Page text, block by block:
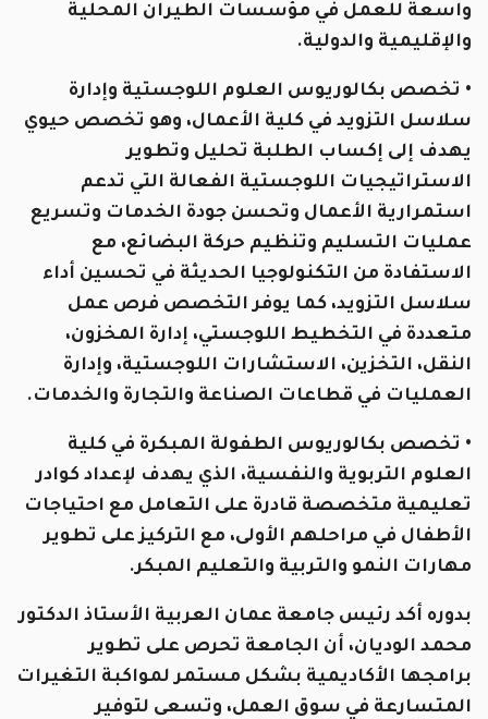
واسعة للعمل في مؤسسات الطيران المحلية
والإقليمية والدولية.
• تخصص بكالوريوس العلوم اللوجستية وإدارة
سلاسل التزويد في كلية الأعمال، وهو تخصص حيوي
يهدف إلى إكساب الطلبة تحليل وتطوير
الاستراتيجيات اللوجستية الفعالة التي تدعم
استمرارية الأعمال وتحسن جودة الخدمات وتسريع
عمليات التسليم وتنظيم حركة البضائع، مع
الاستفادة من التكنولوجيا الحديثة في تحسين أداء
سلاسل التزويد، كما يوفر التخصص فرص عمل
متعددة في التخطيط اللوجستي، إدارة المخزون،
النقل، التخزين، الاستشارات اللوجستية، وإدارة
العمليات في قطاعات الصناعة والتجارة والخدمات.
• تخصص بكالوريوس الطفولة المبكرة في كلية
العلوم التربوية والنفسية، الذي يهدف لإعداد كوادر
تعليمية متخصصة قادرة على التعامل مع احتياجات
الأطفال في مراحلهم الأولى، مع التركيز على تطوير
مهارات النمو والتربية والتعليم المبكر.
بدوره أكد رئيس جامعة عمان العربية الأستاذ الدكتور
محمد الوديان، أن الجامعة تحرص على تطوير
برامجها الأكاديمية بشكل مستمر لمواكبة التغيرات
المتسارعة في سوق العمل، وتسعى لتوفير